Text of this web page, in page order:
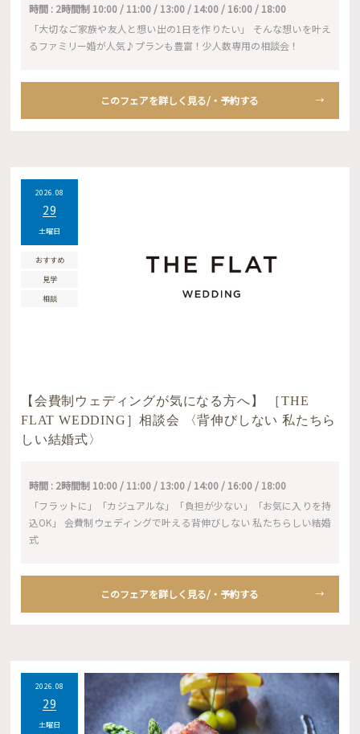
時間 : 2時間制 10:00 / 11:00 / 13:00 / 14:00 / 16:00 / 18:00
「大切なご家族や友人と想い出の1日を作りたい」 そんな想いを叶え
るファミリー婚が人気♪プランも豊富！少人数専用の相談会！
このフェアを詳しく見る/・予約する
2026.08
29
土曜日
おすすめ
見学
相談
【会費制ウェディングが気になる方へ】 ［THE
FLAT WEDDING］相談会 〈背伸びしない 私たちら
しい結婚式〉
時間 : 2時間制 10:00 / 11:00 / 13:00 / 14:00 / 16:00 / 18:00
「フラットに」「カジュアルな」「負担が少ない」「お気に入りを持
込OK」 会費制ウェディングで叶える背伸びしない 私たちらしい結婚
式
このフェアを詳しく見る/・予約する
2026.08
29
土曜日